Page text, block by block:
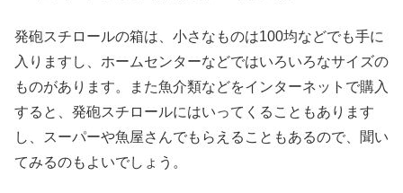
発砲スチロールの箱は、小さなものは100均などでも手に
入りますし、ホームセンターなどではいろいろなサイズの
ものがあります。また魚介類などをインターネットで購入
すると、発砲スチロールにはいってくることもあります
し、スーパーや魚屋さんでもらえることもあるので、聞い
てみるのもよいでしょう。